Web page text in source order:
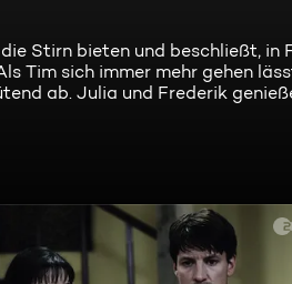
Stirn bieten und beschließt, in
Tim sich immer mehr gehen
ab. Julia und Frederik